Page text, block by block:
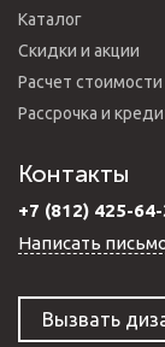
Каталог
Скидки и акции
Расчет стоимости
Рассрочка и
Контакты
+7 (812) 425-
Написать
Вызвать